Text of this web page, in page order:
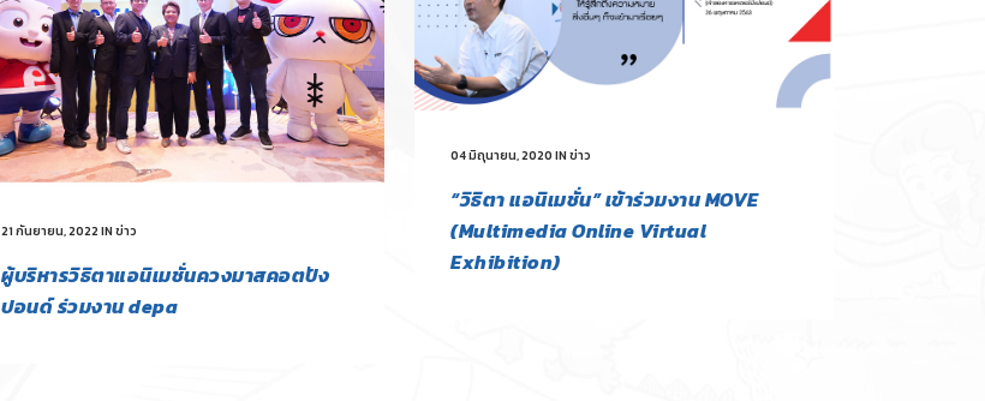
21 กันยายน, 2022 IN ข่าว
ผู้บริหารวิธิตาแอนิเมชั่นควงมาสคอตปัง
ปอนด์ ร่วมงาน depa
04 มิถุนายน, 2020 IN ข่าว
“วิธิตา แอนิเมชั่น” เข้าร่วมงาน MOVE
(Multimedia Online Virtual
Exhibition)